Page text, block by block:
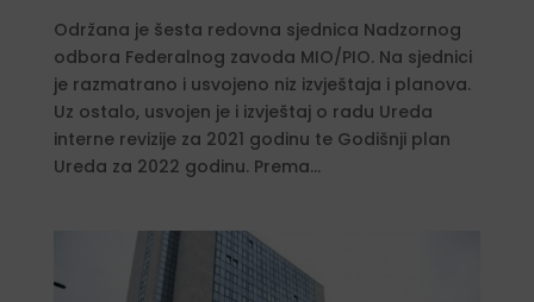
Održana je šesta redovna sjednica Nadzornog
odbora Federalnog zavoda MIO/PIO. Na sjednici
je razmatrano i usvojeno niz izvještaja i planova.
Uz ostalo, usvojen je i izvještaj o radu Ureda
interne revizije za 2021 godinu te Godišnji plan
Ureda za 2022 godinu. Prema...